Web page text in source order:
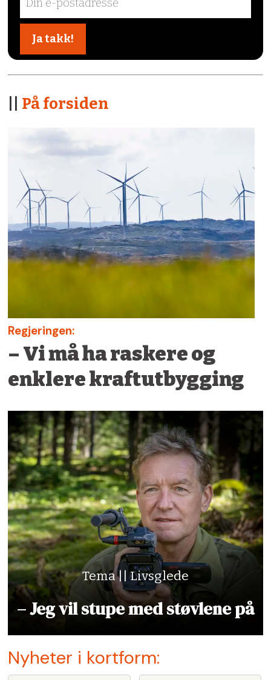
På forsiden
Regjeringen:
– Vi må ha raskere og
enklere kraftutbygging
Tema || Livsglede
– Jeg vil stupe med støvlene på
Nyheter i kortform: